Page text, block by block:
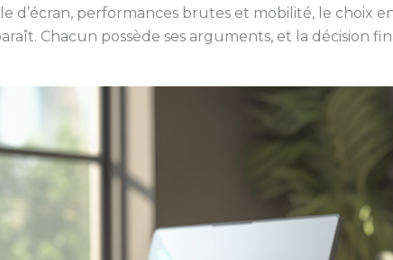
d’écran, performances brutes et mobilité, le choix
Chacun possède ses arguments, et la